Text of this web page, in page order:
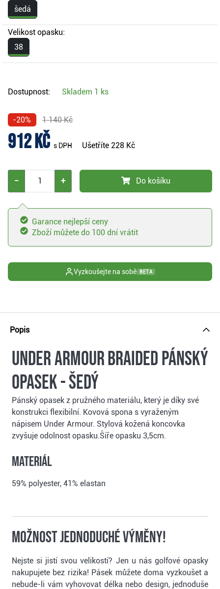
šedá
Velikost opasku:
38
Dostupnost: Skladem 1 ks
-20% 1 140 Kč
912 Kč s DPH Ušetříte 228 Kč
− + Do košíku
Garance nejlepší ceny
Zboží můžete do 100 dní vrátit
Vyzkoušejte na sobě BETA
Popis
Under Armour Braided pánský
opasek - šedý
Pánský opasek z pružného materiálu, který je díky své
konstrukci flexibilní. Kovová spona s vyraženým
nápisem Under Armour. Stylová kožená koncovka
zvyšuje odolnost opasku.Šíře opasku 3,5cm.
Materiál
59% polyester, 41% elastan
Možnost jednoduché výměny!
Nejste si jistí svou velikostí? Jen u nás golfové opasky
nakupujete bez rizika! Pásek můžete doma vyzkoušet a
nebude-li vám vyhovovat délka nebo design, jednoduše